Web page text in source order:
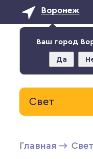
Воронеж
Ваш город
Да
Свет
Главная Свет